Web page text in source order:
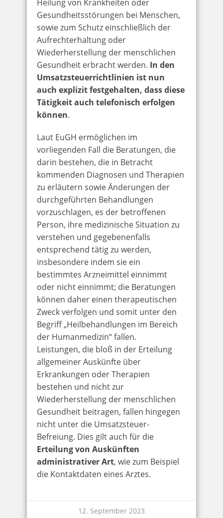
Heilung von Krankheiten oder
Gesundheitsstörungen bei Menschen,
sowie zum Schutz einschließlich der
Aufrechterhaltung oder
Wiederherstellung der menschlichen
Gesundheit erbracht werden. In den
Umsatzsteuerrichtlinien ist nun
auch explizit festgehalten, dass diese
Tätigkeit auch telefonisch erfolgen
können.
Laut EuGH ermöglichen im
vorliegenden Fall die Beratungen, die
darin bestehen, die in Betracht
kommenden Diagnosen und Therapien
zu erläutern sowie Änderungen der
durchgeführten Behandlungen
vorzuschlagen, es der betroffenen
Person, ihre medizinische Situation zu
verstehen und gegebenenfalls
entsprechend tätig zu werden,
insbesondere indem sie ein
bestimmtes Arzneimittel einnimmt
oder nicht einnimmt; die Beratungen
können daher einen therapeutischen
Zweck verfolgen und somit unter den
Begriff „Heilbehandlungen im Bereich
der Humanmedizin“ fallen.
Leistungen, die bloß in der Erteilung
allgemeiner Auskünfte über
Erkrankungen oder Therapien
bestehen und nicht zur
Wiederherstellung der menschlichen
Gesundheit beitragen, fallen hingegen
nicht unter die Umsatzsteuer-
Befreiung. Dies gilt auch für die
Erteilung von Auskünften
administrativer Art, wie zum Beispiel
die Kontaktdaten eines Arztes.
12. September 2023